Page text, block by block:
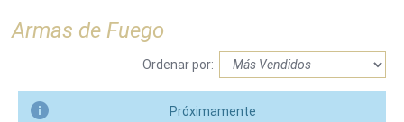
Armas de Fuego
Ordenar por:
 Próximamente